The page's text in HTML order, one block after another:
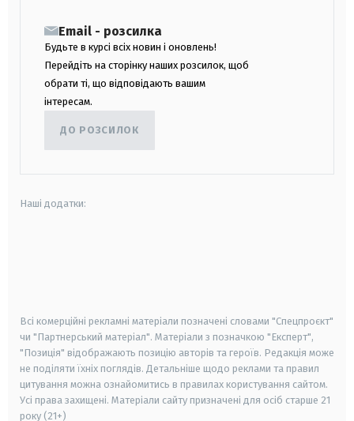
Email - розсилка
Будьте в курсі всіх новин і оновлень!
Перейдіть на сторінку наших розсилок, щоб
обрати ті, що відповідають вашим
інтересам.
ДО РОЗСИЛОК
Наші додатки:
Всі комерційні рекламні матеріали позначені словами "Спецпроєкт"
чи "Партнерський матеріал". Матеріали з позначкою "Експерт",
"Позиція" відображають позицію авторів та героїв. Редакція може
не поділяти їхніх поглядів. Детальніше щодо реклами та правил
цитування можна ознайомитись в правилах користування сайтом.
Усі права захищені. Матеріали сайту призначені для осіб старше 21
року (21+)